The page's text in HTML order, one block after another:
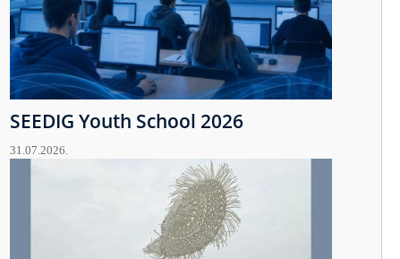
SEEDIG Youth School 2026
31.07.2026.